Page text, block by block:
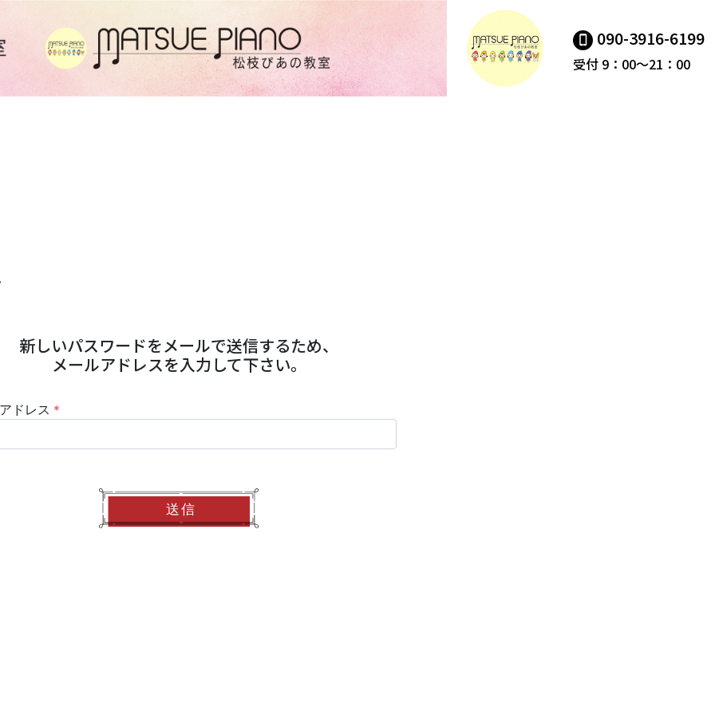
090-3916-6199
受付 9：00～21：00
新しいパスワードをメールで送信するため、
メールアドレスを入力して下さい。
ドレス ＊